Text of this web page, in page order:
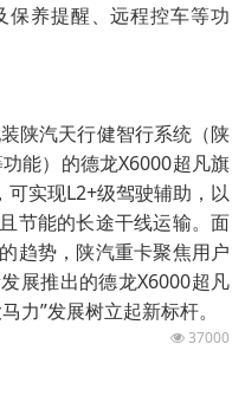
养提醒、远程控车等功
陕汽天行健智行系统（陕
能）的德龙X6000超凡旗
可实现L2+级驾驶辅助，以
节能的长途干线运输。面
趋势，陕汽重卡聚焦用户
展推出的德龙X6000超凡
力”发展树立起新标杆。
37000